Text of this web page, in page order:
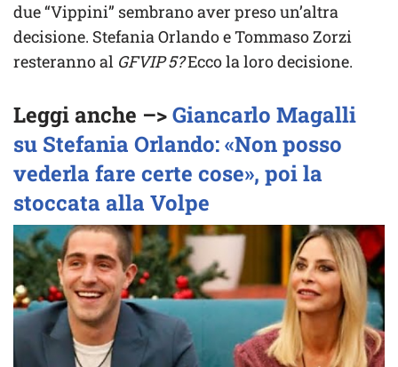
due “Vippini” sembrano aver preso un’altra
decisione. Stefania Orlando e Tommaso Zorzi
resteranno al GFVIP 5?Ecco la loro decisione.
Leggi anche –>Giancarlo Magalli
su Stefania Orlando: «Non posso
vederla fare certe cose», poi la
stoccata alla Volpe